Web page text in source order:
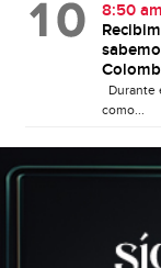
8:50 am
Durante
como...